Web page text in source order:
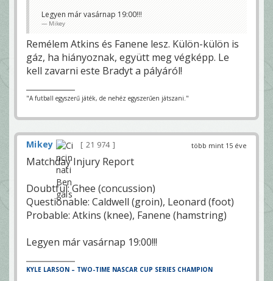
Legyen már vasárnap 19:00!!!
Mikey
Remélem Atkins és Fanene lesz. Külön-külön is
gáz, ha hiányoznak, együtt meg végképp. Le
kell zavarni este Bradyt a pályáról!
"A futball egyszerű játék, de nehéz egyszerűen játszani."
több mint 15 éve
Mikey 21 974
Matchday Injury Report
Doubtful: Ghee (concussion)
Questionable: Caldwell (groin), Leonard (foot)
Probable: Atkins (knee), Fanene (hamstring)
Legyen már vasárnap 19:00!!!
KYLE LARSON – TWO-TIME NASCAR CUP SERIES CHAMPION